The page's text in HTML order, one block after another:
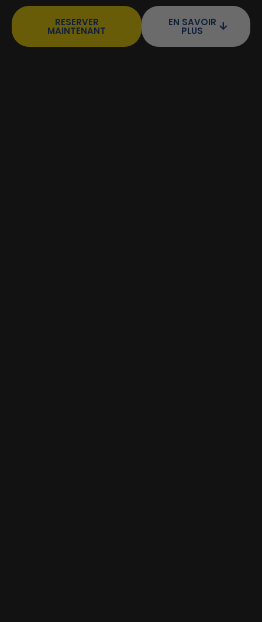
RESERVER
MAINTENANT
EN SAVOIR
PLUS